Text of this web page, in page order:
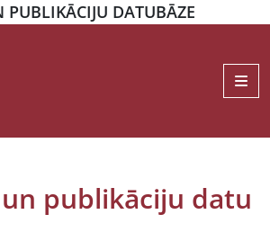
PUBLIKĀCIJU DATUBĀZE
publikāciju datu